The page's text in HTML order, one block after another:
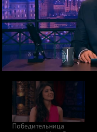
Победительница